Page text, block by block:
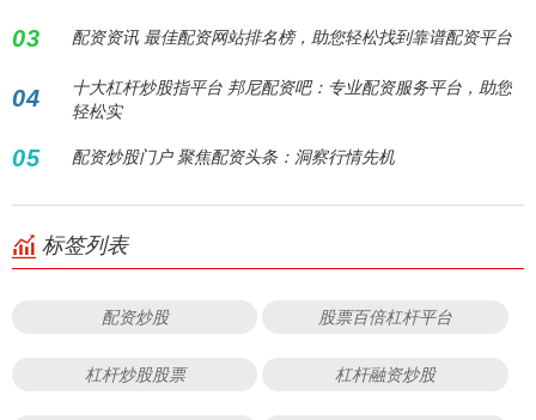
03 配资资讯 最佳配资网站排名榜，助您轻松找到靠谱配资平台
04
十大杠杆炒股指平台 邦尼配资吧：专业配资服务平台，助您
轻松实
05 配资炒股门户 聚焦配资头条：洞察行情先机
标签列表
配资炒股 股票百倍杠杆平台
杠杆炒股股票 杠杆融资炒股